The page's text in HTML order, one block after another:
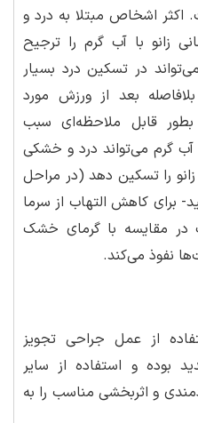
اکثر اشخاص مبتلا به درد و
زانو با آب گرم را ترجیح
در تسکین درد بسیار
بعد از ورزش مورد
بطور قابل ملاحظه‌ای سبب
گرم می‌تواند درد و خشکی
زانو را تسکین دهد (در مراحل
برای کاهش التهاب از سرما
در مقایسه با گرمای خشک
نفوذ می‌کند.
از عمل جراحی تجویز
بوده و استفاده از سایر
و اثربخشی مناسب را به